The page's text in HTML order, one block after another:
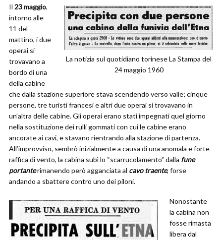
La notizia sul quotidiano torinese La Stampa del
24 maggio 1960
Il 23 maggio,
intorno alle
11 del
mattino, i due
operai si
trovavano a
bordo di una
della cabine
che dalla stazione superiore stava scendendo verso valle; cinque
persone, tre turisti francesi e altri due operai si trovavano in
un’altra delle cabine. Gli operai erano stati impegnati quel giorno
nella sostituzione dei rulli gommati con cui le cabine erano
ancorate ai cavi, e stavano rientrando alla stazione di partenza.
All’improvviso, sembrò inizialmente a causa di una anomala e forte
raffica di vento, la cabina subì lo “scarrucolamento” dalla fune
portanterimanendo però agganciata al cavo traente, forse
andando a sbattere contro uno dei piloni.
Nonostante
la cabina non
fosse rimasta
libera dal